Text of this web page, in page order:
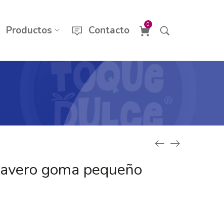
Productos Contacto 0
goma pequeño